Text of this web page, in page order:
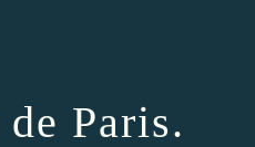
Paris.